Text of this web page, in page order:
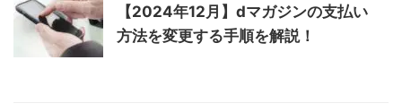
【2024年12月】dマガジンの支払い
方法を変更する手順を解説！